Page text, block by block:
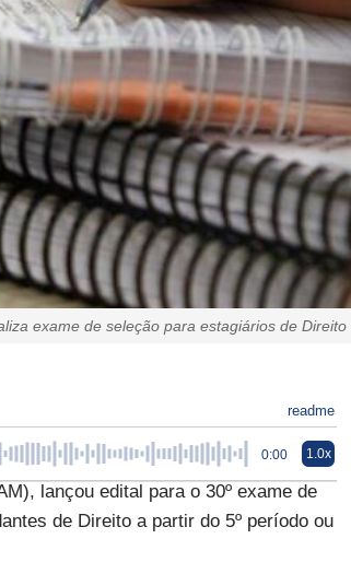
exame de seleção para estagiários de Direito
readme
0:00 1.0x
lançou edital para o 30º exame de
de Direito a partir do 5º período ou